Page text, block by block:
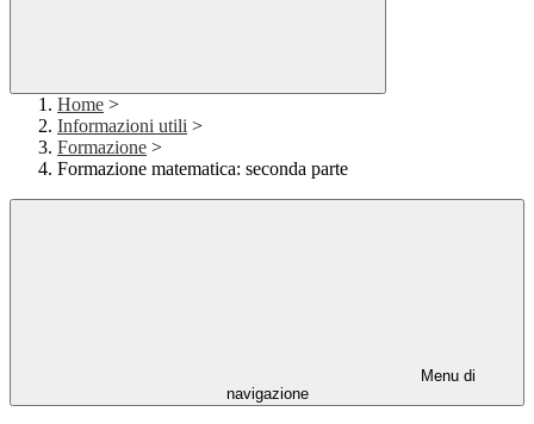
Home >
Informazioni utili >
Formazione >
Formazione matematica: seconda parte
Menu di
navigazione